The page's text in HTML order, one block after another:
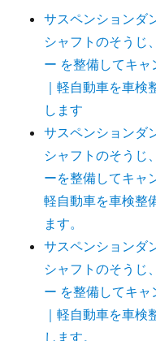
サスペンション
シャフトのそう
ー を整備してキャ
｜軽自動車を車
します
サスペンション
シャフトのそう
ーを整備してキャ
軽自動車を車検整
ます。
サスペンション
シャフトのそう
ー を整備してキャ
｜軽自動車を車
します。